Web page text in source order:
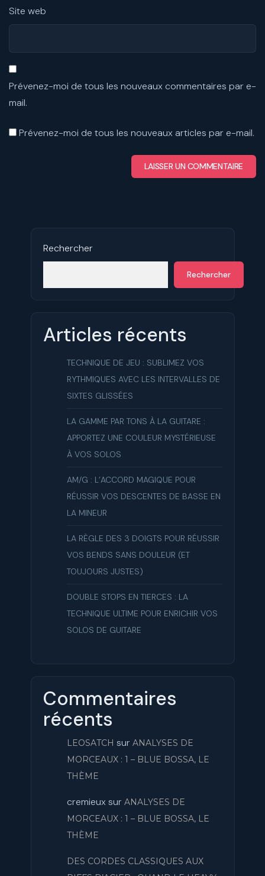
Site web
Prévenez-moi de tous les nouveaux commentaires par e-
mail.
Prévenez-moi de tous les nouveaux articles par e-mail.
Rechercher
Rechercher
Articles récents
TECHNIQUE DE JEU : SUBLIMEZ VOS
RYTHMIQUES AVEC LES INTERVALLES DE
SIXTES GLISSÉES
LA GAMME PAR TONS À LA GUITARE :
APPORTEZ UNE COULEUR MYSTÉRIEUSE
À VOS SOLOS
AM/G : L’ACCORD MAGIQUE POUR
RÉUSSIR VOS DESCENTES DE BASSE EN
LA MINEUR
LA RÈGLE DES 3 DOIGTS POUR RÉUSSIR
VOS BENDS SANS DOULEUR (ET
TOUJOURS JUSTES)
DOUBLE STOPS EN TIERCES : LA
TECHNIQUE ULTIME POUR ENRICHIR VOS
SOLOS DE GUITARE
Commentaires
récents
LEOSATCH sur ANALYSES DE
MORCEAUX : 1 – BLUE BOSSA, LE
THÈME
cremieux sur ANALYSES DE
MORCEAUX : 1 – BLUE BOSSA, LE
THÈME
DES CORDES CLASSIQUES AUX